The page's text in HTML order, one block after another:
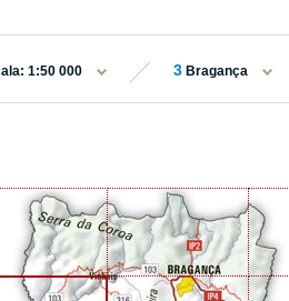
1:50 000 3 Bragança